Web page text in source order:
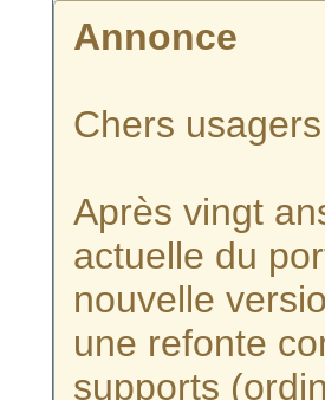
Annonce
Chers
Après vingt
actuelle du
nouvelle
une refonte
supports